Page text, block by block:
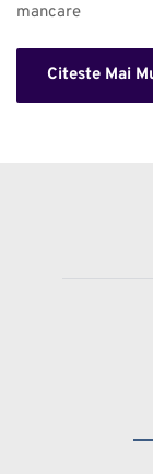
mancare
Citeste Mai